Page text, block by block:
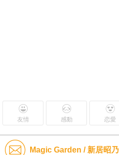
友情 感動 恋愛
Magic Garden / 新居昭